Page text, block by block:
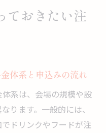
ておきたい注
体系と申込みの流れ
系は、会場の規模や設
ります。一般的には、
ドリンクやフードが注